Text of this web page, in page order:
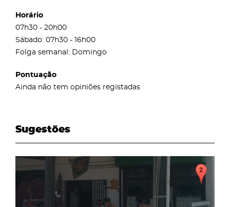
Horário
07h30 - 20h00
Sábado: 07h30 - 16h00
Folga semanal: Domingo
Pontuação
Ainda não tem opiniões registadas
Sugestões
page